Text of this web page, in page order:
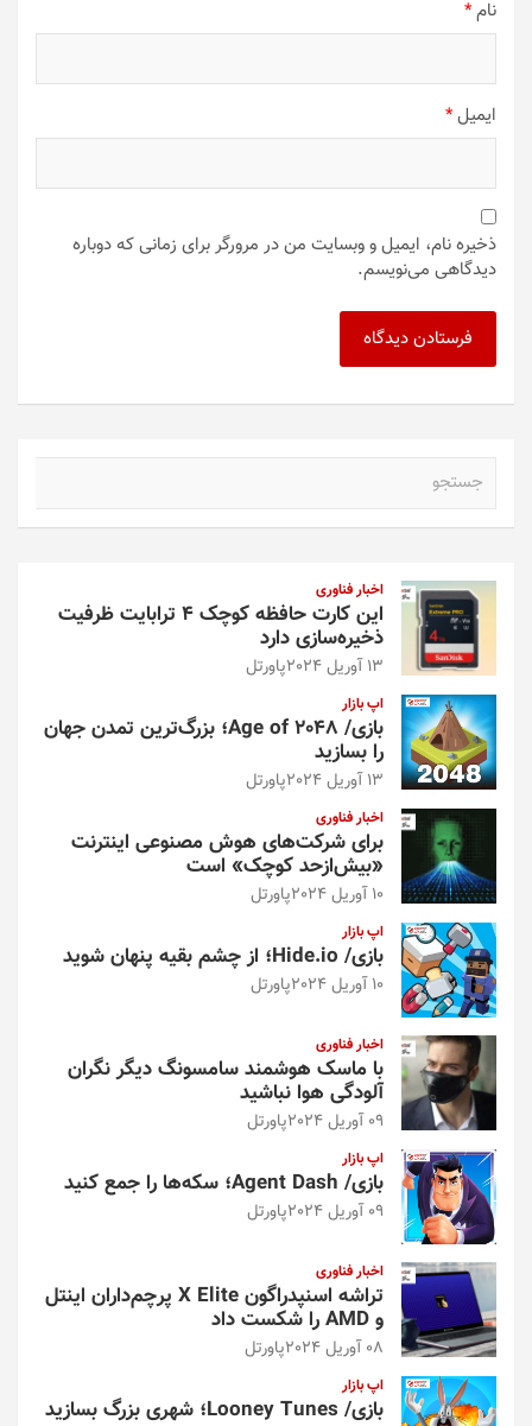
نام*
ایمیل*
ذخیره نام، ایمیل و وبسایت من در مرورگر برای زمانی که دوباره
دیدگاهی می‌نویسم.
اخبار فناوری
این کارت حافظه کوچک ۴ ترابایت ظرفیت
ذخیره‌سازی دارد
13 آوریل 2024 پاورتل
اپ بازار
بازی/ Age of 2048؛ بزرگ‌ترین تمدن جهان
را بسازید
13 آوریل 2024 پاورتل
اخبار فناوری
برای شرکت‌های هوش مصنوعی اینترنت
«بیش‌از‌حد کوچک» است
10 آوریل 2024 پاورتل
اپ بازار
بازی/ Hide.io؛ از چشم بقیه پنهان شوید
10 آوریل 2024 پاورتل
اخبار فناوری
با ماسک هوشمند سامسونگ دیگر نگران
آلودگی هوا نباشید
09 آوریل 2024 پاورتل
اپ بازار
بازی/ Agent Dash؛ سکه‌ها را جمع کنید
09 آوریل 2024 پاورتل
اخبار فناوری
تراشه اسنپدراگون X Elite پرچم‌داران اینتل
و AMD را شکست داد
08 آوریل 2024 پاورتل
اپ بازار
بازی/ Looney Tunes؛ شهری بزرگ بسازید